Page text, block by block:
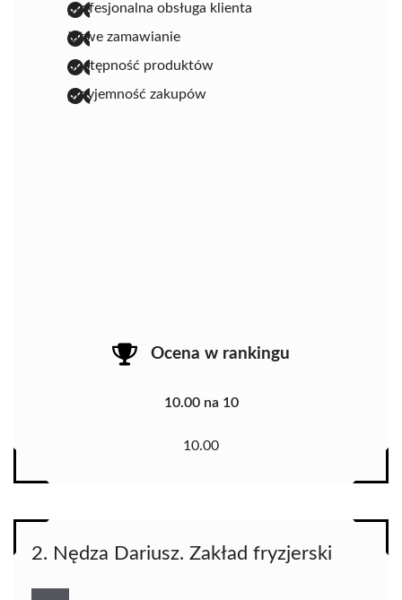
profesjonalna obsługa klienta
łatwe zamawianie
dostępność produktów
przyjemność zakupów
Ocena w rankingu
10.00 na 10
10.00
2. Nędza Dariusz. Zakład fryzjerski